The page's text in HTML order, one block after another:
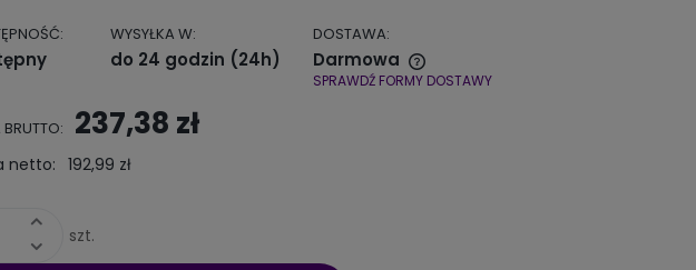
WYSYŁKA W:
do 24 godzin (24h)
DOSTAWA:
Darmowa
Cena nie zawiera ewentualnych
kosztów płatności
SPRAWDŹ FORMY DOSTAWY
237,38 zł
netto: 192,99 zł
szt.